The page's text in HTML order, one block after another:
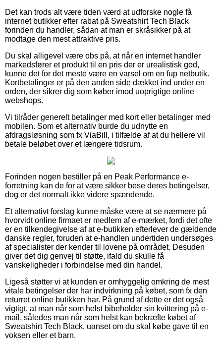
Det kan trods alt være tiden værd at udforske nogle få
internet butikker efter rabat på Sweatshirt Tech Black
forinden du handler, sådan at man er skråsikker på at
modtage den mest attraktive pris.
Du skal alligevel være obs på, at når en internet handler
markedsfører et produkt til en pris der er urealistisk god,
kunne det for det meste være en varsel om en fup netbutik.
Kortbetalinger er på den anden side dækket ind under en
orden, der sikrer dig som køber imod uoprigtige online
webshops.
Vi tilråder generelt betalinger med kort eller betalinger med
mobilen. Som et alternativ burde du udnytte en
afdragsløsning som fx ViaBill, i tilfælde af at du hellere vil
betale beløbet over et længere tidsrum.
Forinden nogen bestiller på en Peak Performance e-
forretning kan de for at være sikker bese deres betingelser,
dog er det normalt ikke videre spændende.
Et alternativt forslag kunne måske være at se nærmere på
hvorvidt online firmaet er medlem af e-mærket, fordi det ofte
er en tilkendegivelse af at e-butikken efterlever de gældende
danske regler, foruden at e-handlen undertiden undersøges
af specialister der kender til lovene på området. Desuden
giver det dig genvej til støtte, ifald du skulle få
vanskeligheder i forbindelse med din handel.
Ligeså støtter vi at kunden er omhyggelig omkring de mest
vitale betingelser der har indvirkning på købet, som fx den
returret online butikken har. På grund af dette er det også
vigtigt, at man når som helst bibeholder sin kvittering på e-
mail, således man når som helst kan bekræfte købet af
Sweatshirt Tech Black, uanset om du skal købe gave til en
voksen eller et barn.